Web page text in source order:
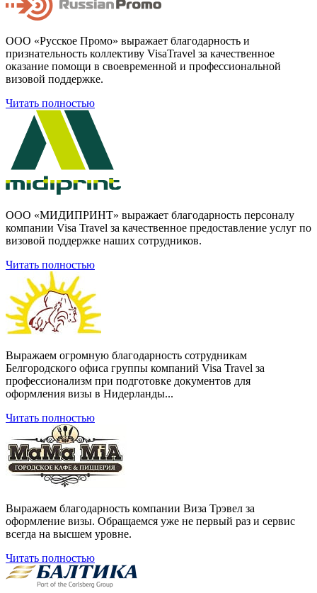
ООО «Русское Промо» выражает благодарность и
признательность коллективу VisaTravel за качественное
оказание помощи в своевременной и профессиональной
визовой поддержке.
Читать полностью
ООО «МИДИПРИНТ» выражает благодарность персоналу
компании Visa Travel за качественное предоставление услуг по
визовой поддержке наших сотрудников.
Читать полностью
Выражаем огромную благодарность сотрудникам
Белгородского офиса группы компаний Visa Travel за
профессионализм при подготовке документов для
оформления визы в Нидерланды...
Читать полностью
Выражаем благодарность компании Виза Трэвел за
оформление визы. Обращаемся уже не первый раз и сервис
всегда на высшем уровне.
Читать полностью